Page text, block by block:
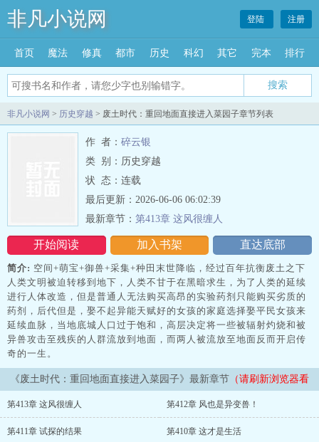
非凡小说网
搜索
登陆 注册
首页 魔法 修真 都市 历史 科幻 其它 完本 排行
非凡小说网 > 历史穿越 > 废土时代：重回地面直接进入菜园子章节列表
作 者： 碎云银
类 别：历史穿越
状 态：连载
开始阅读 加入书架 直达底部
最后更新：2026-06-06 06:02:39
最新章节： 第413章 这风很缠人
简介: 空间+萌宝+御兽+采集+种田末世降临，经过百年抗衡废土之下
人类文明被迫转移到地下，人类不甘于在黑暗求生，为了人类的延续
进行人体改造，但是普通人无法购买高昂的实验药剂只能购买劣质的
药剂，后代但是，娶不起异能天赋好的女孩的家庭选择娶平民女孩来
延续血脉，当地底城人口过于饱和，高层决定将一些被辐射灼烧和被
异兽攻击至残疾的人群流放到地面，而两人被流放至地面反而开启传
奇的一生。
《废土时代：重回地面直接进入菜园子》最新章节 （请刷新浏览器看
最新章节）
第413章 这风很缠人 第412章 风也是异变兽！
第411章 试探的结果 第410章 这才是生活